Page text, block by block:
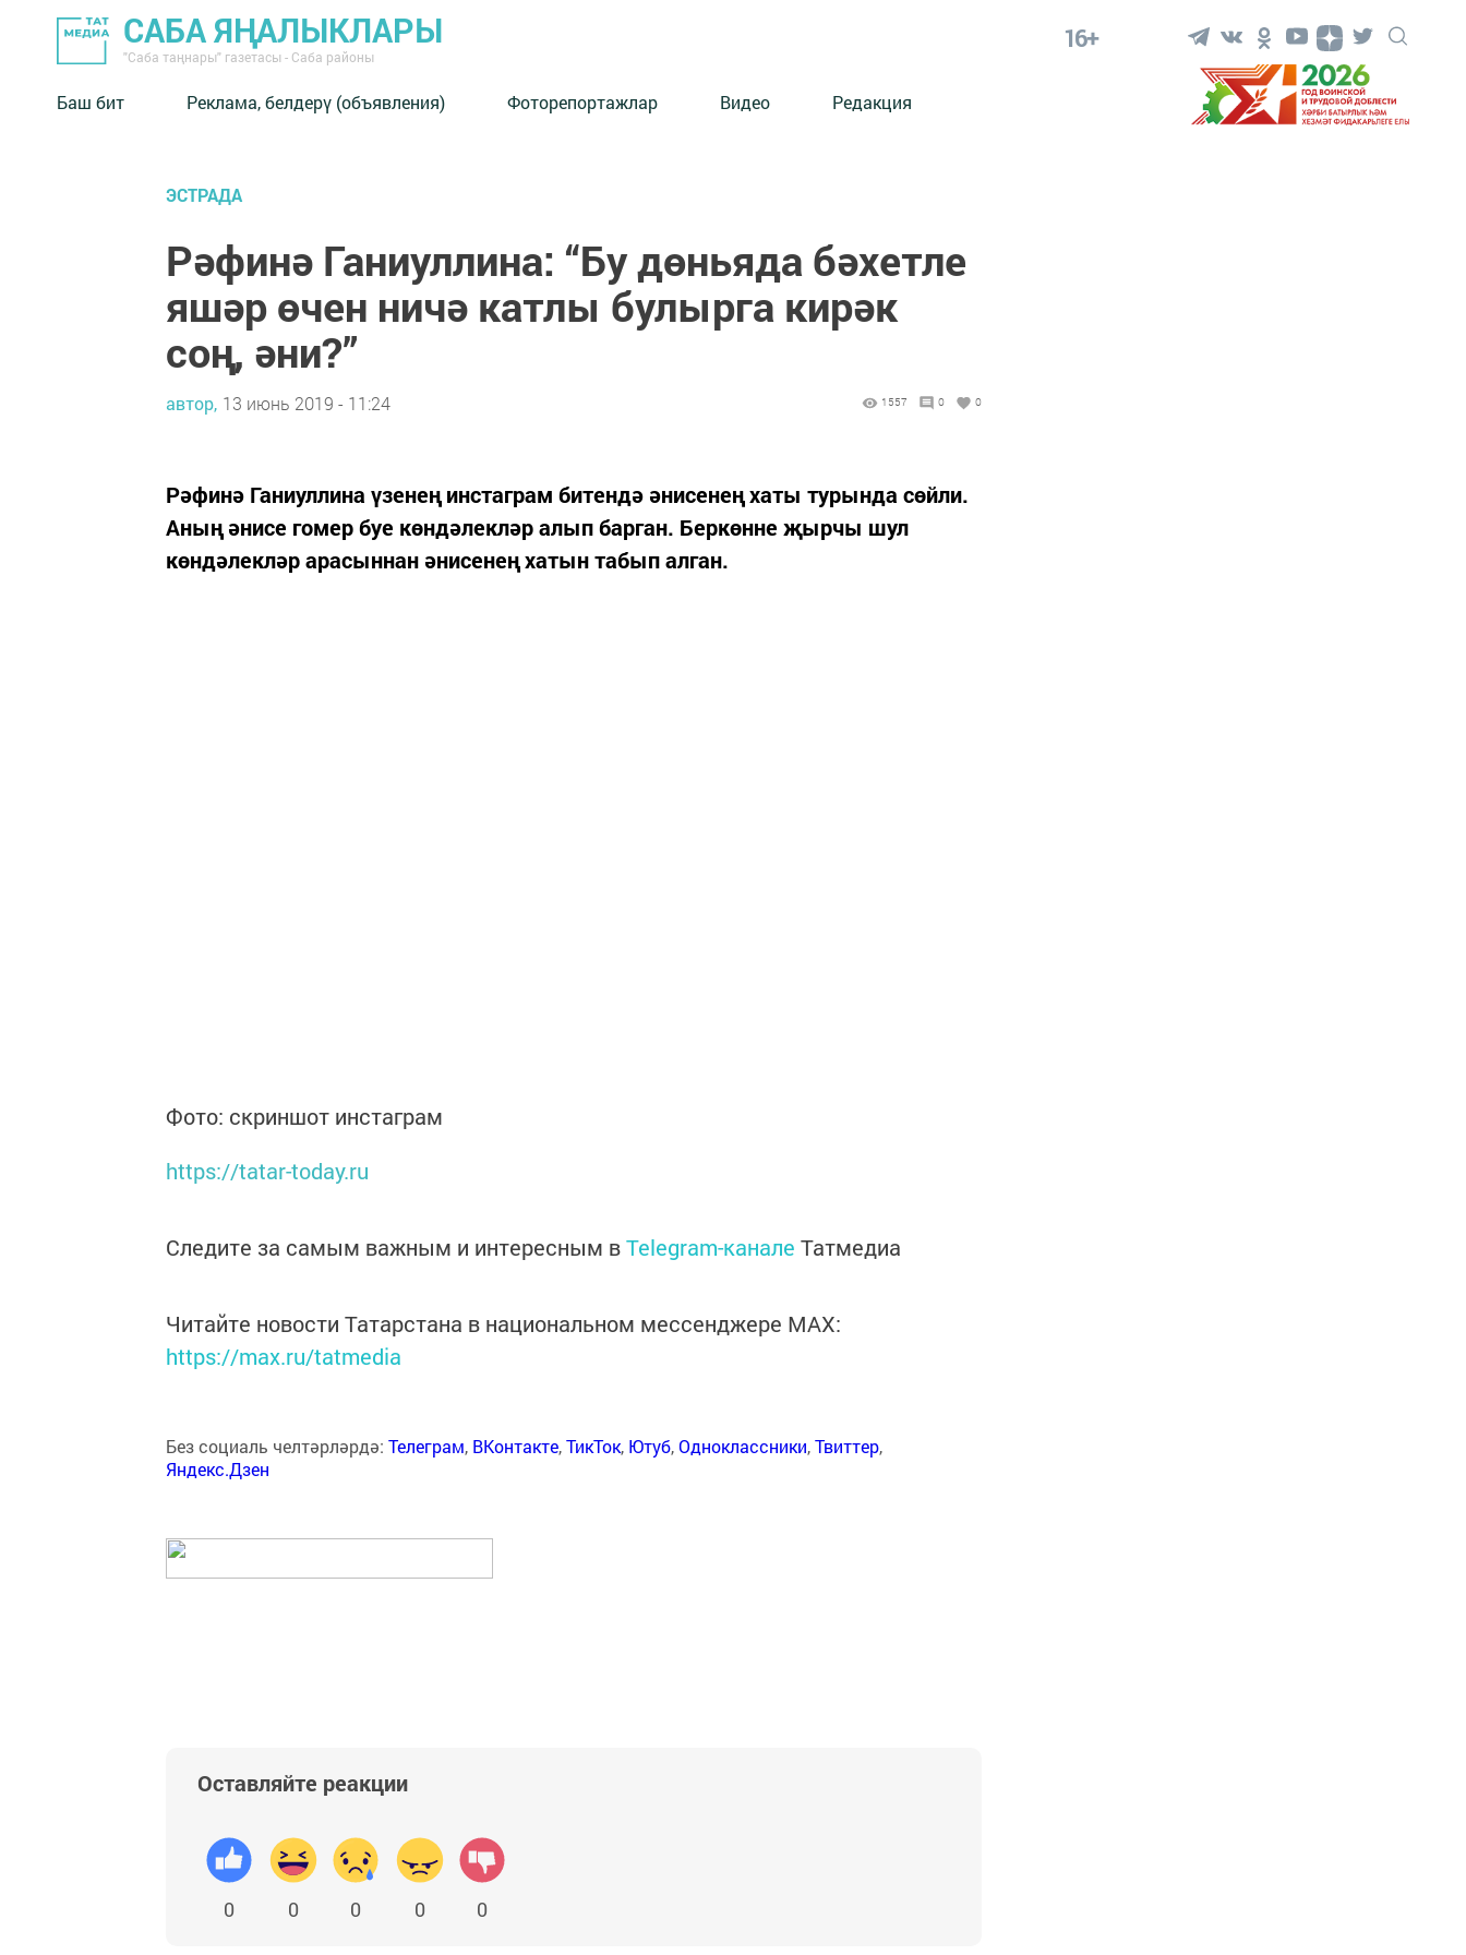
САБА ЯҢАЛЫКЛАРЫ
"Саба таңнары" газетасы - Саба районы
16+
Баш бит Реклама, белдерү (объявления) Фоторепортажлар Видео Редакция
ЭСТРАДА
Рәфинә Ганиуллина: “Бу дөньяда бәхетле
яшәр өчен ничә катлы булырга кирәк
соң, әни?”
автор, 13 июнь 2019 - 11:24 1557 0 0
Рәфинә Ганиуллина үзенең инстаграм битендә әнисенең хаты турында сөйли.
Аның әнисе гомер буе көндәлекләр алып барган. Беркөнне җырчы шул
көндәлекләр арасыннан әнисенең хатын табып алган.
Фото: скриншот инстаграм
https://tatar-today.ru
Следите за самым важным и интересным вTelegram-канале Татмедиа
Читайте новости Татарстана в национальном мессенджере MАХ:
https://max.ru/tatmedia
Без социаль челтәрләрдә: Телеграм, ВКонтакте,ТикТок, Ютуб,Одноклассники,Твиттер,
Яндекс.Дзен
Оставляйте реакции
0 0 0 0 0